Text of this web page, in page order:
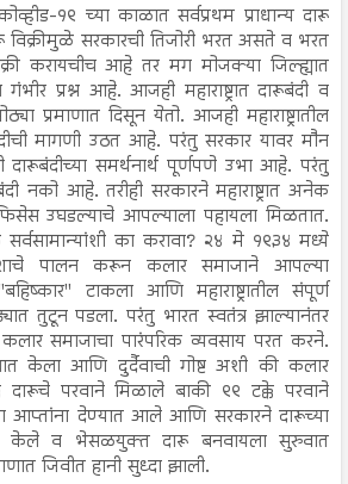
१९ च्या काळात सर्वप्रथम प्राधान्य दारू
विक्रीमुळे सरकारची तिजोरी भरत असते व भरत
करायचीच आहे तर मग मोजक्या जिल्ह्यात
प्रश्न आहे. आजही महाराष्ट्रात दारूबंदी व
प्रमाणात दिसून येतो. आजही महाराष्ट्रातील
मागणी उठत आहे. परंतु सरकार यावर मौन
समर्थनार्थ पूर्णपणे उभा आहे. परंतु
नको आहे. तरीही सरकारने महाराष्ट्रात अनेक
उघडल्याचे आपल्याला पहायला मिळतात.
का करावा? २४ मे १९३४ मध्ये
पालन करून कलार समाजाने आपल्या
टाकला आणि महाराष्ट्रातील संपूर्ण
तुटून पडला. परंतु भारत स्वतंत्र झाल्यानंतर
समाजाचा पारंपरिक व्यवसाय परत करने.
केला आणि दुर्दैवाची गोष्ट अशी की कलार
परवाने मिळाले बाकी ९९ टक्के परवाने
आप्तांना देण्यात आले आणि सरकारने दारूच्या
केले व भेसळयुक्त दारू बनवायला सुरुवात
जिवीत हानी सुध्दा झाली.